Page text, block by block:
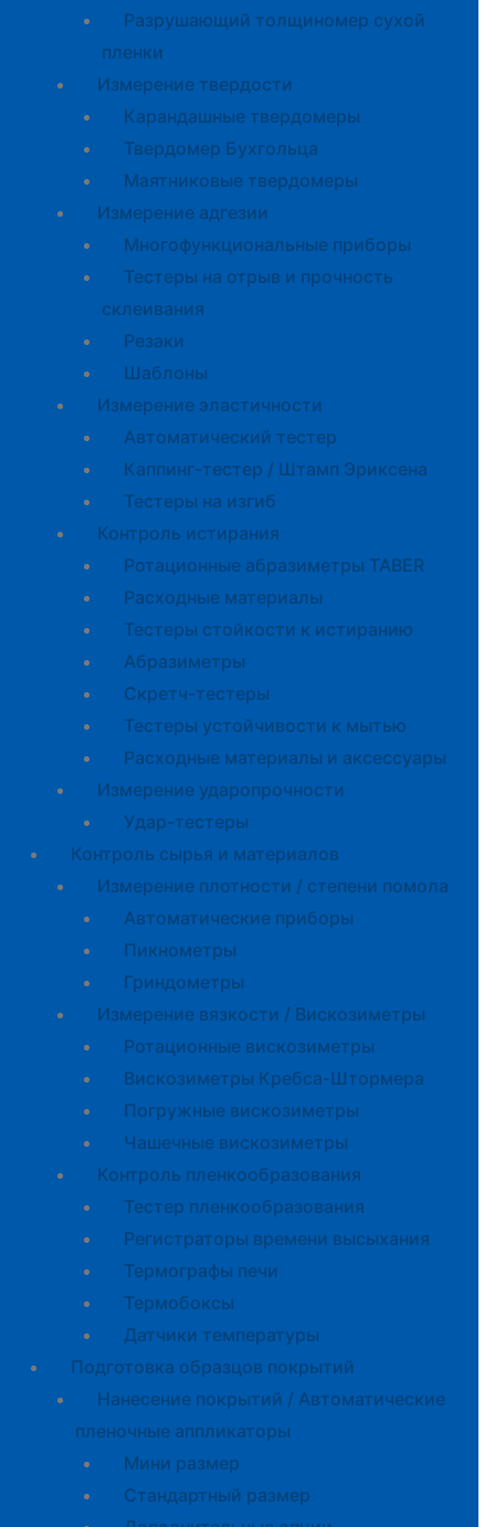
Разрушающий толщиномер сухой
пленки
Измерение твердости
Карандашные твердомеры
Твердомер Бухгольца
Маятниковые твердомеры
Измерение адгезии
Многофункциональные приборы
Тестеры на отрыв и прочность
склеивания
Резаки
Шаблоны
Измерение эластичности
Автоматический тестер
Каппинг-тестер / Штамп Эриксена
Тестеры на изгиб
Контроль истирания
Ротационные абразиметры TABER
Расходные материалы
Тестеры стойкости к истиранию
Абразиметры
Скретч-тестеры
Тестеры устойчивости к мытью
Расходные материалы и аксессуары
Измерение ударопрочности
Удар-тестеры
Контроль сырья и материалов
Измерение плотности / степени помола
Автоматические приборы
Пикнометры
Гриндометры
Измерение вязкости / Вискозиметры
Ротационные вискозиметры
Вискозиметры Кребса-Штормера
Погружные вискозиметры
Чашечные вискозиметры
Контроль пленкообразования
Тестер пленкообразования
Регистраторы времени высыхания
Термографы печи
Термобоксы
Датчики температуры
Подготовка образцов покрытий
Нанесение покрытий / Автоматические
пленочные аппликаторы
Мини размер
Стандартный размер